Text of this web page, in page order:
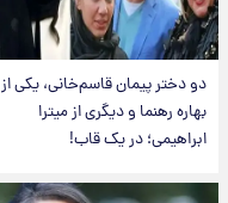
دو دختر پیمان قاسم‌خانی، یکی از
بهاره رهنما و دیگری از میترا
ابراهیمی؛ در یک قاب!